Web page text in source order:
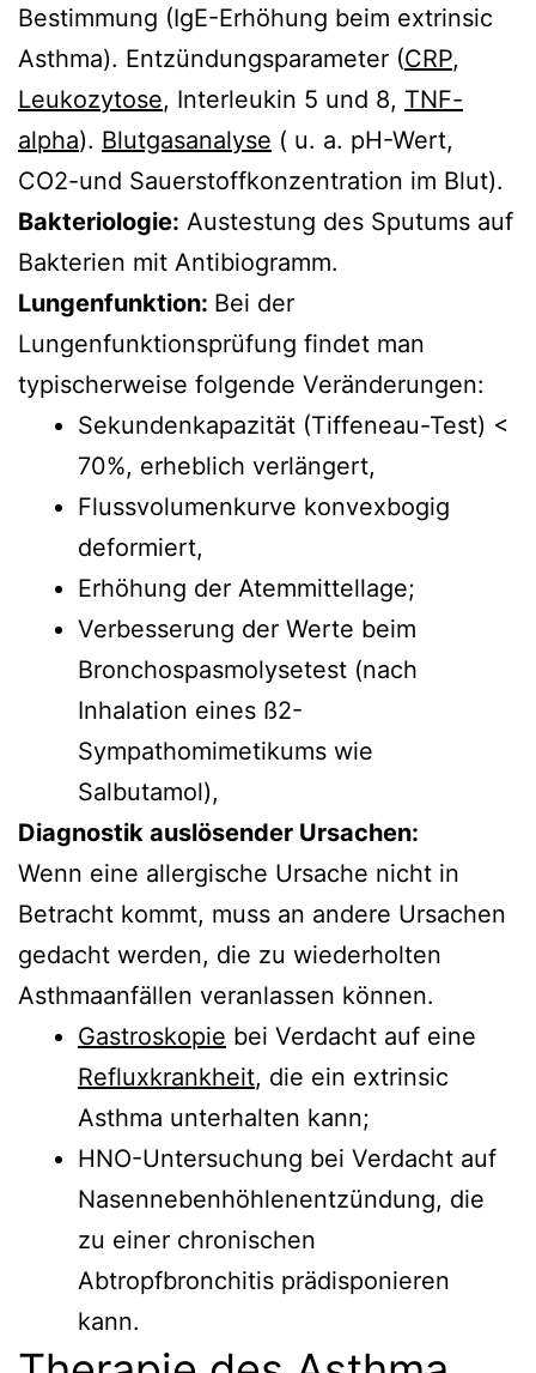
Bestimmung (IgE-Erhöhung beim extrinsic
Asthma). Entzündungsparameter (CRP,
Leukozytose, Interleukin 5 und 8, TNF-
alpha). Blutgasanalyse ( u. a. pH-Wert,
CO2-und Sauerstoffkonzentration im Blut).
Bakteriologie: Austestung des Sputums auf
Bakterien mit Antibiogramm.
Lungenfunktion: Bei der
Lungenfunktionsprüfung findet man
typischerweise folgende Veränderungen:
Sekundenkapazität (Tiffeneau-Test) <
70%, erheblich verlängert,
Flussvolumenkurve konvexbogig
deformiert,
Erhöhung der Atemmittellage;
Verbesserung der Werte beim
Bronchospasmolysetest (nach
Inhalation eines ß2-
Sympathomimetikums wie
Salbutamol),
Diagnostik auslösender Ursachen:
Wenn eine allergische Ursache nicht in
Betracht kommt, muss an andere Ursachen
gedacht werden, die zu wiederholten
Asthmaanfällen veranlassen können.
Gastroskopie bei Verdacht auf eine
Refluxkrankheit, die ein extrinsic
Asthma unterhalten kann;
HNO-Untersuchung bei Verdacht auf
Nasennebenhöhlenentzündung, die
zu einer chronischen
Abtropfbronchitis prädisponieren
kann.